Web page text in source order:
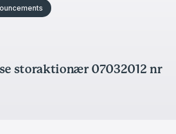
storaktionær 07032012 nr